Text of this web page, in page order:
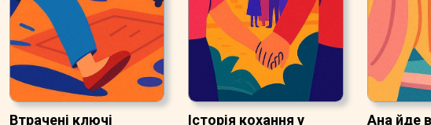
Втрачені ключі
Історія кохання у
Ана йде